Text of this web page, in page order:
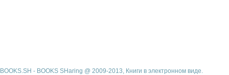
BOOKS.SH - BOOKS SHaring @ 2009-2013, Книги в электронном виде.